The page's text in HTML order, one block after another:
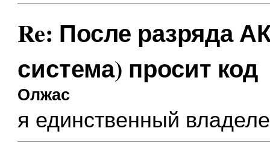
Re: После разряда
система) просит код
Олжас
я единственный